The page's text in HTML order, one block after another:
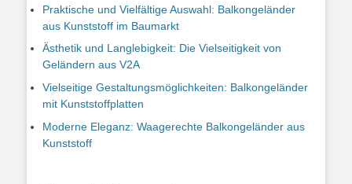
Praktische und Vielfältige Auswahl: Balkongeländer
aus Kunststoff im Baumarkt
Ästhetik und Langlebigkeit: Die Vielseitigkeit von
Geländern aus V2A
Vielseitige Gestaltungsmöglichkeiten: Balkongeländer
mit Kunststoffplatten
Moderne Eleganz: Waagerechte Balkongeländer aus
Kunststoff